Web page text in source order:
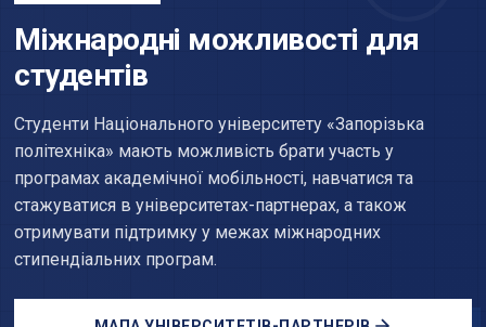
Міжнародні можливості для
студентів
Студенти Національного університету «Запорізька
політехніка» мають можливість брати участь у
програмах академічної мобільності, навчатися та
стажуватися в університетах-партнерах, а також
отримувати підтримку у межах міжнародних
стипендіальних програм.